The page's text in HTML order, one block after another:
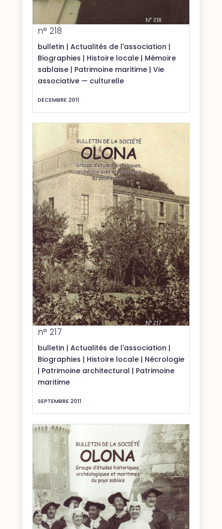
n° 218
bulletin | Actualités de l'association |
Biographies | Histoire locale| Mémoire
sablaise| Patrimoine maritime| Vie
associative — culturelle
DÉCEMBRE 2011
n° 217
bulletin | Actualités de l'association |
Biographies | Histoire locale| Nécrologie
| Patrimoine architectural | Patrimoine
maritime
SEPTEMBRE 2011